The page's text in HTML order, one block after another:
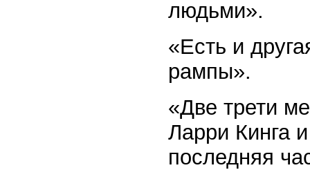
людьми».
«Есть и
рампы».
«Две трети
Ларри Кинга
последняя